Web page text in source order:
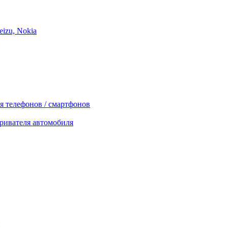
Nokia
телефонов / смартфонов
автомобиля